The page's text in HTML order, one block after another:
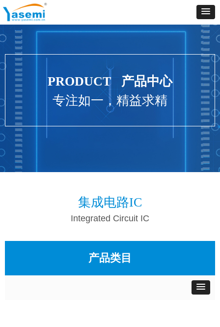
集成电路IC
Integrated Circuit IC
产品类目
PRODUCT 产品中心
专注如一，精益求精